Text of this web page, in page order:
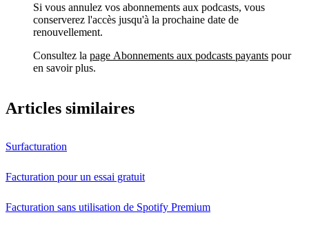
Si vous annulez vos abonnements aux podcasts, vous
conserverez l'accès jusqu'à la prochaine date de
renouvellement.
Consultez la page Abonnements aux podcasts payants pour
en savoir plus.
Articles similaires
Surfacturation
Facturation pour un essai gratuit
Facturation sans utilisation de Spotify Premium